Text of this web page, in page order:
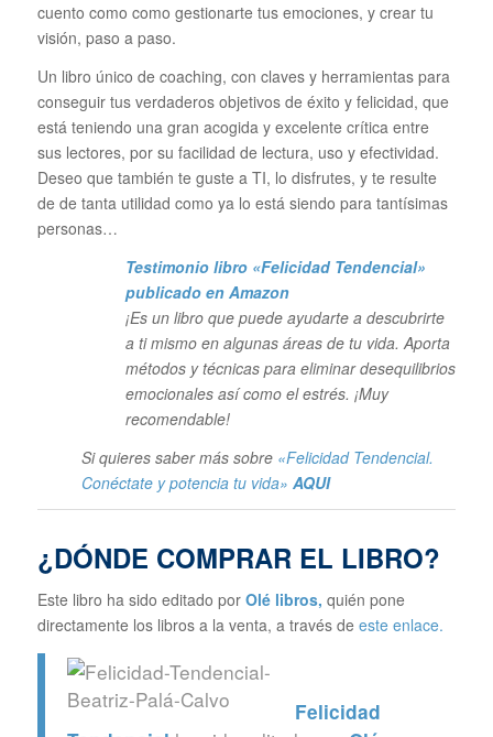
cuento como como gestionarte tus emociones, y crear tu
visión, paso a paso.
Un libro único de coaching, con claves y herramientas para
conseguir tus verdaderos objetivos de éxito y felicidad, que
está teniendo una gran acogida y excelente crítica entre
sus lectores, por su facilidad de lectura, uso y efectividad.
Deseo que también te guste a TI, lo disfrutes, y te resulte
de de tanta utilidad como ya lo está siendo para tantísimas
personas…
Testimonio libro «Felicidad Tendencial»
publicado en Amazon
¡Es un libro que puede ayudarte a descubrirte
a ti mismo en algunas áreas de tu vida. Aporta
métodos y técnicas para eliminar desequilibrios
emocionales así como el estrés. ¡Muy
recomendable!
Si quieres saber más sobre «Felicidad Tendencial.
Conéctate y potencia tu vida» AQUI
¿DÓNDE COMPRAR EL LIBRO?
Este libro ha sido editado por Olé libros, quién pone
directamente los libros a la venta, a través de este enlace.
Felicidad